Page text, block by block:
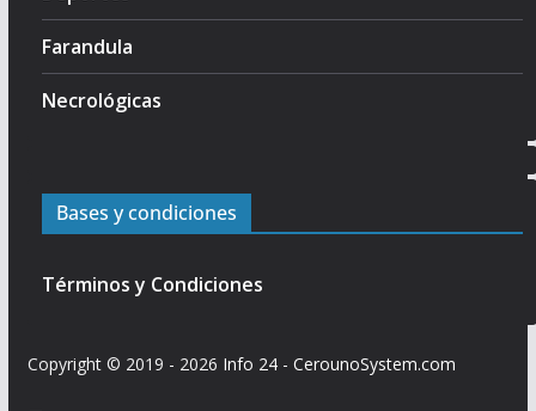
Farandula
Necrológicas
Bases y condiciones
Términos y Condiciones
Copyright © 2019 - 2026 Info 24- CerounoSystem.com